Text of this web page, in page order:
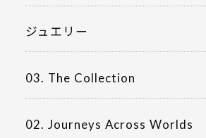
ジュエリー
03. The Collection
02. Journeys Across Worlds